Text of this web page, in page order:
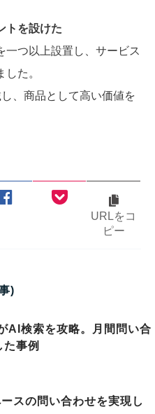
トを設けた
一つ以上設置し、サービス
た。
、商品として高い価値を
URLをコ
ピー
)
AI検索を攻略。月間問い合
事例
スの問い合わせを実現し